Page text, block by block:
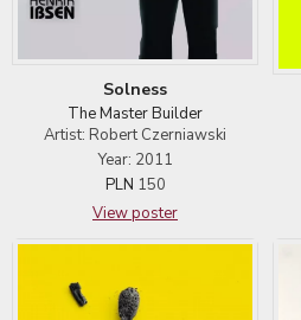
Solness
The Master Builder
Artist: Robert Czerniawski
Year: 2011
PLN 150
View poster